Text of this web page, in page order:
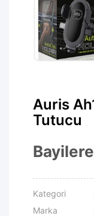
Auris
Tutucu
Kategori
Marka